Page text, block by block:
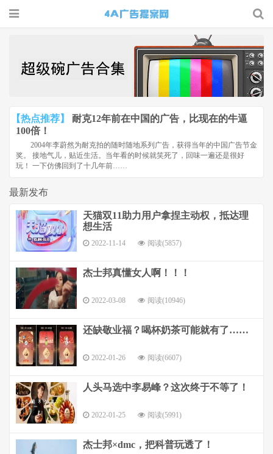
提案网 |
广告小报
| 广告圈
那点事
【热点推荐】
耐克12年前在中国的广告，比现在的牛逼
100倍！
2004年李蔚然为耐克拍的随时随地系列广告，获得当年的中国广告节金
奖。 接地气儿，贴近生活。当年看的时候就笑死了，回味一遍还是很好
玩！ 一下仿佛回到了十几年前……
最新发布
天猫双11助力用户拿捏主动权，抵达理
想生活
2022-11-14 阅读(5857)
杰士邦真懂女人啊！！！
2022-03-08 阅读(10946)
还缺敬业福？喝杯奶茶可能就有了……
2022-01-26 阅读(6607)
人头马选中李易峰？这次终于不等了！
2022-01-25 阅读(5991)
杰士邦×dmc，把科普玩透了！